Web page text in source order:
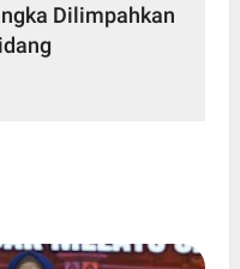
Dilimpahkan